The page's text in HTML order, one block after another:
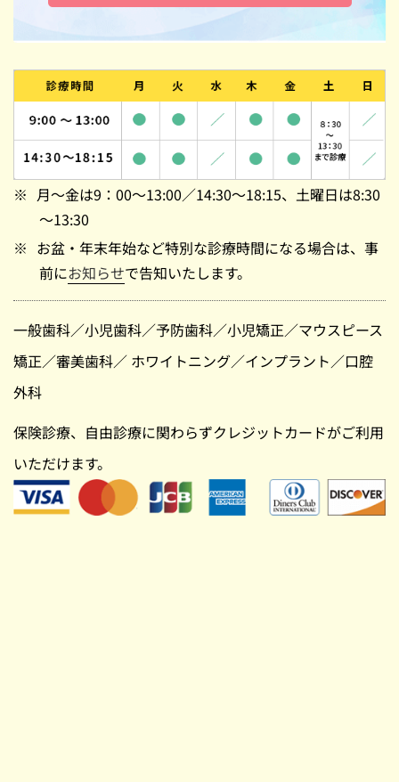
月～金は9：00～13:00／14:30～18:15、土曜日は8:30
～13:30
お盆・年末年始など特別な診療時間になる場合は、事
前にお知らせで告知いたします。
一般歯科／小児歯科／予防歯科／小児矯正／マウスピース
矯正／審美歯科／ ホワイトニング／インプラント／口腔
外科
保険診療、自由診療に関わらずクレジットカードがご利用
いただけます。